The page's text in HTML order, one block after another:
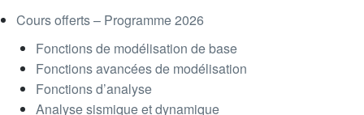
Cours offerts – Programme 2026
Fonctions de modélisation de base
Fonctions avancées de modélisation
Fonctions d’analyse
Analyse sismique et dynamique